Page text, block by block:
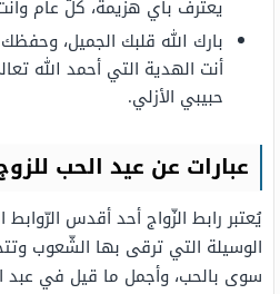
يعترف بأي هزيمة، كلّ عام
بارك الله قلبك الجميل،
أنت الهدية التي أحمد الله
حبيبي الأزلي.
عبارات عن عيد الحب
يُعتبر رابط الزّواج أحد أقدس الرّوابط
الوسيلة التي ترقى بها الشّعوب
سوى بالحب، وأجمل ما قيل في عبد